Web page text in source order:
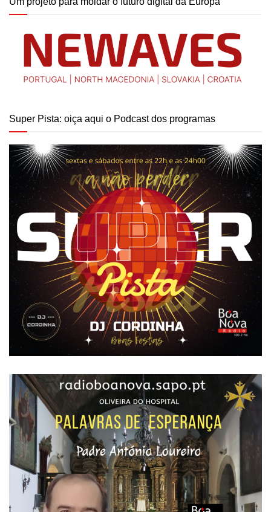
Super Pista: oiça aqui o Podcast dos programas